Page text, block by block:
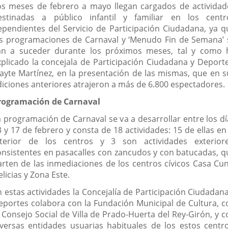
meses de febrero a mayo llegan cargados de
a público infantil y familiar en los
del Servicio de Participación Ciudadana, ya
programaciones de Carnaval y ‘Menudo Fin de Semana’
a suceder durante los próximos meses, tal y como
la concejala de Participación Ciudadana y
Martínez, en la presentación de las mismas, que en
anteriores atrajeron a más de 6.800 espectadores.
de Carnaval
programación de Carnaval se va a desarrollar entre los
y 17 de febrero y consta de 18 actividades: 15 de ellas
de los centros y 3 son actividades
en pasacalles con zancudos y con batucadas,
de las inmediaciones de los centros cívicos Casa
y Zona Este.
estas actividades la Concejalía de Participación
colabora con la Fundación Municipal de Cultura,
Social de Villa de Prado-Huerta del Rey-Girón, y
entidades usuarias habituales de los estos